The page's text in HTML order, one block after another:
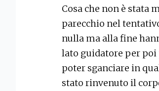
Cosa che non è stata
parecchio nel
nulla ma alla fine
lato guidatore per poi
poter sganciare in
stato rinvenuto il